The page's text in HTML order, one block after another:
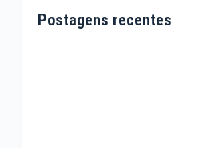
Postagens recentes